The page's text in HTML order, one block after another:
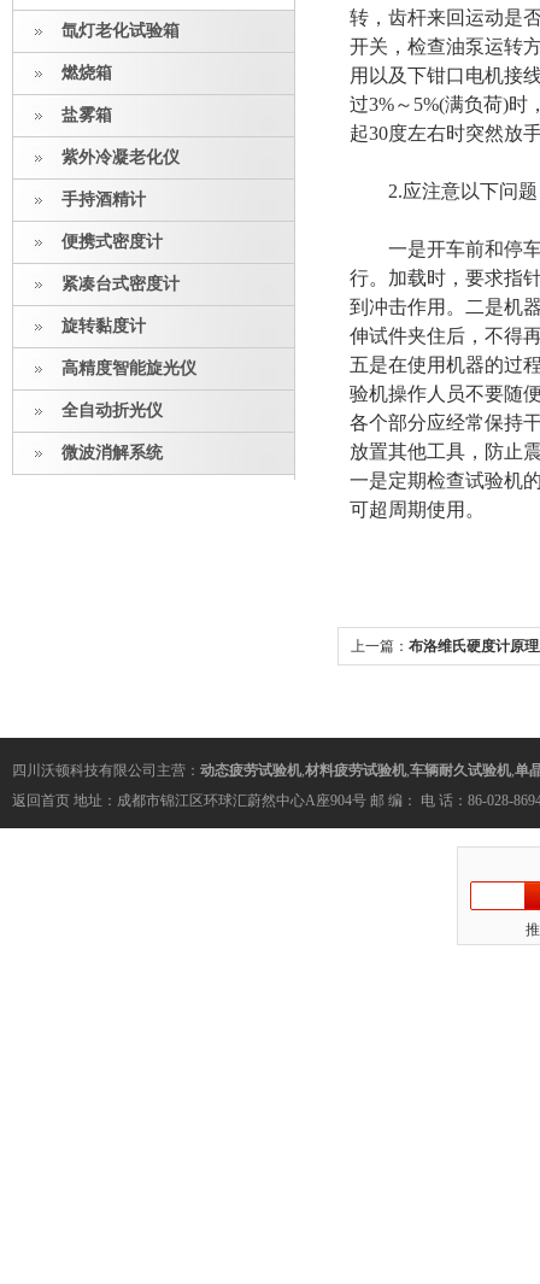
氙灯老化试验箱
燃烧箱
盐雾箱
紫外冷凝老化仪
手持酒精计
便携式密度计
紧凑台式密度计
旋转黏度计
高精度智能旋光仪
全自动折光仪
微波消解系统
转，齿杆来回运动是
开关，检查油泵运转
用以及下钳口电机接
过3%～5%(满负荷)
起30度左右时突然放
2.应注意以下问题
一是开车前和停车
行。加载时，要求指
到冲击作用。二是机
伸试件夹住后，不得
五是在使用机器的过
验机操作人员不要随
各个部分应经常保持
放置其他工具，防止
一是定期检查试验机
可超周期使用。
上一篇： 布洛维氏硬度计原
四川沃顿科技有限公司主营： 动态疲劳试验机,材料疲劳试验机,车辆耐久试验机,单
返回首页 地址：成都市锦江区环球汇蔚然中心A座904号 邮 编： 电 话：86-028-